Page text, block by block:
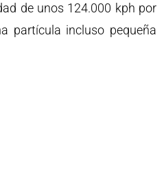
de unos 124.000 kph por
partícula incluso pequeña